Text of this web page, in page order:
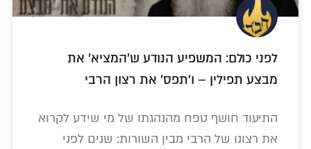
לפני כולם: המשפיע הנודע ש'המציא' את
מבצע תפילין – ו'תפס' את רצון הרבי
התיעוד חושף טפח מהנהגתו של מי שידע לקרוא
את רצונו של הרבי מבין השורות: שנים לפני